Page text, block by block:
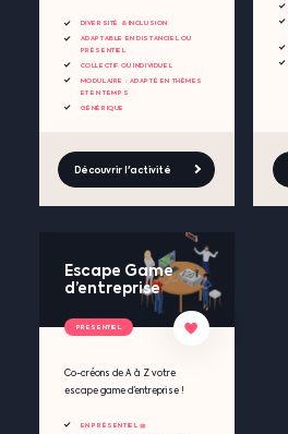
DIVERSITÉ & INCLUSION
ADAPTABLE EN DISTANCIEL OU
PRÉSENTIEL
COLLECTIF OU INDIVIDUEL
MODULAIRE : ADAPTÉ EN THÈMES
ET EN TEMPS
GÉNÉRIQUE
Découvrir l'activité
Escape Game
d’entreprise
Co-créons de A à Z votre
escape game d’entreprise !
EN PRÉSENTIEL 🧺
PRESENTIEL